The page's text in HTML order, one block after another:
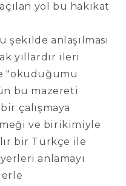
yol bu hakikat
şekilde anlaşılması
yıllardır ileri
"okuduğumu
bu mazereti
çalışmaya
ve birikimiyle
bir Türkçe ile
anlamayı